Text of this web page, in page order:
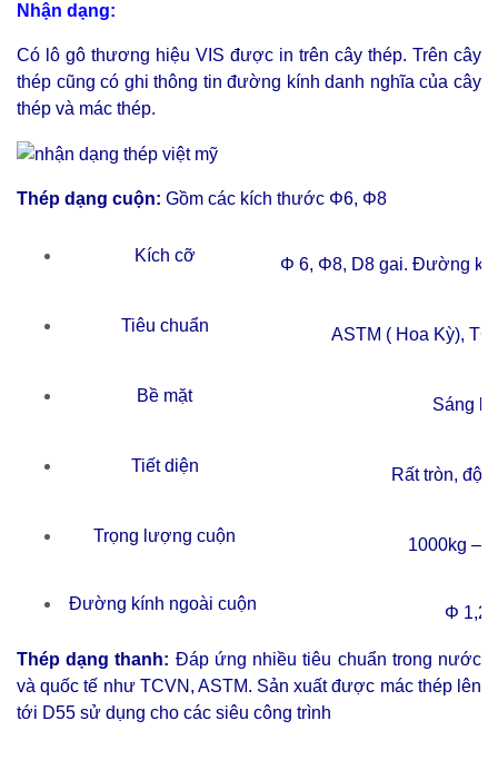
Nhận dạng:
Có lô gô thương hiệu VIS được in trên cây thép. Trên cây
thép cũng có ghi thông tin đường kính danh nghĩa của cây
thép và mác thép.
Thép dạng cuộn: Gồm các kích thước Φ6, Φ8
Kích cỡ Φ 6, Φ8, D8 gai. Đường
Tiêu chuẩn ASTM ( Hoa Kỳ),
Bề mặt Sáng
Tiết diện Rất tròn, độ
Trọng lượng cuộn 1000kg –
Đường kính ngoài cuộn Φ 1,2
Thép dạng thanh: Đáp ứng nhiều tiêu chuẩn trong nước
và quốc tế như TCVN, ASTM. Sản xuất được mác thép lên
tới D55 sử dụng cho các siêu công trình